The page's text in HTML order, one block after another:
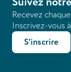
Recevez
Inscrivez-vous
S'inscrire